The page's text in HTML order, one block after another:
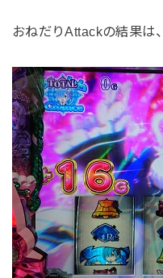
おねだりAttackの結果は、